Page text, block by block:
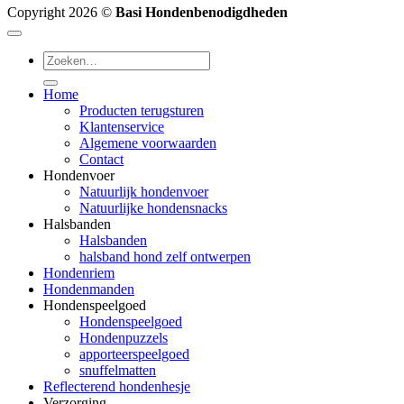
Copyright 2026 © Basi Hondenbenodigdheden
Zoeken
naar:
Home
Producten terugsturen
Klantenservice
Algemene voorwaarden
Contact
Hondenvoer
Natuurlijk hondenvoer
Natuurlijke hondensnacks
Halsbanden
Halsbanden
halsband hond zelf ontwerpen
Hondenriem
Hondenmanden
Hondenspeelgoed
Hondenspeelgoed
Hondenpuzzels
apporteerspeelgoed
snuffelmatten
Reflecterend hondenhesje